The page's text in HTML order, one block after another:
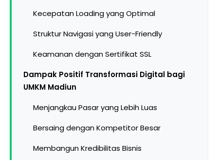
Kecepatan Loading yang Optimal
Struktur Navigasi yang User-Friendly
Keamanan dengan Sertifikat SSL
Dampak Positif Transformasi Digital bagi
UMKM Madiun
Menjangkau Pasar yang Lebih Luas
Bersaing dengan Kompetitor Besar
Membangun Kredibilitas Bisnis